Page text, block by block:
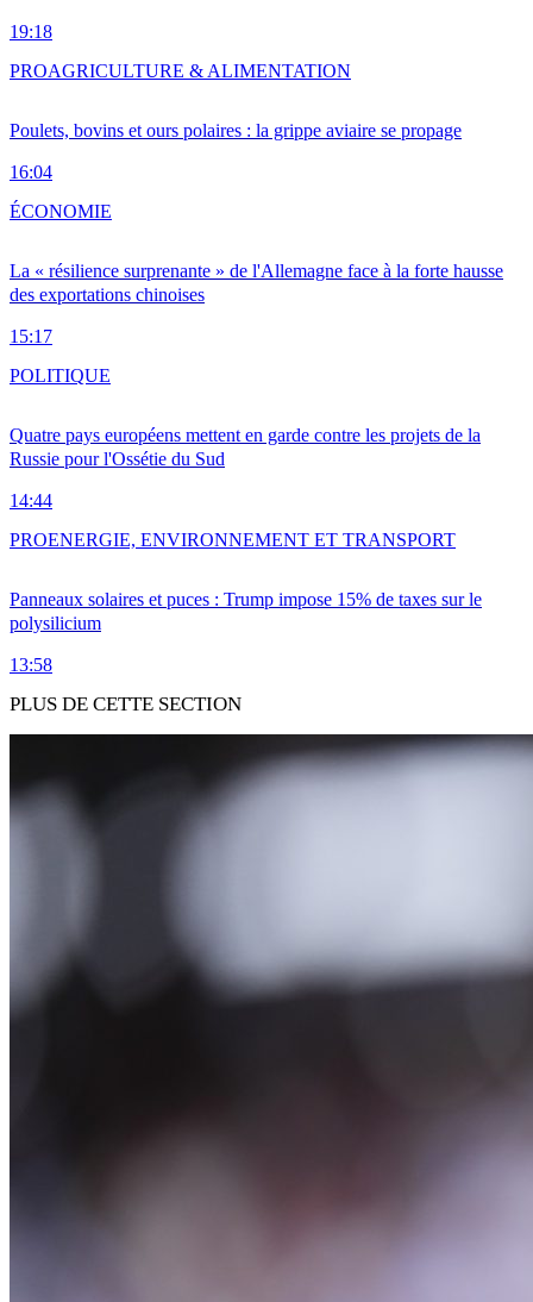
19:18
Poulets, bovins et ours polaires : la grippe aviaire se propage
16:04
PROAGRICULTURE & ALIMENTATION
La « résilience surprenante » de l'Allemagne face à la forte hausse
des exportations chinoises
15:17
ÉCONOMIE
Quatre pays européens mettent en garde contre les projets de la
Russie pour l'Ossétie du Sud
14:44
POLITIQUE
Panneaux solaires et puces : Trump impose 15% de taxes sur le
polysilicium
13:58
PROENERGIE, ENVIRONNEMENT ET TRANSPORT
PLUS DE CETTE SECTION